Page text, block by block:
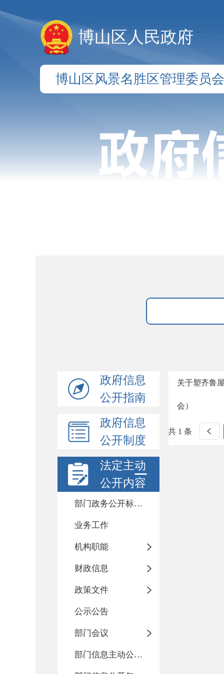
博山区人民政府
博山区风景名胜区管理委员会
政府信息
公开指南
政府信息
公开制度
法定主动
公开内容
部门政务公开标准化目录
业务工作
机构职能
财政信息
政策文件
公示公告
部门会议
部门信息主动公开基本目录
关于塑齐鲁
会）
共 1 条